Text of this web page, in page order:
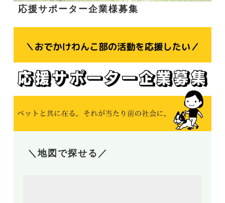
応援サポーター企業様募集
＼地図で探せる／